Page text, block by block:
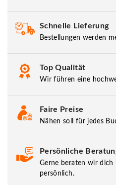
Schnelle Lieferung
Bestellungen werden
Top Qualität
Wir führen eine
Faire Preise
Nähen soll für jedes
Persönliche
Gerne beraten wir dich
persönlich.